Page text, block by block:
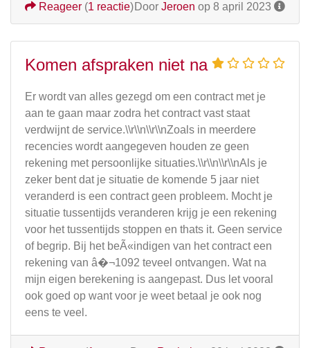
Door Jeroen op 8 april 2023
Reageer (1 reactie)
Komen afspraken niet na
Er wordt van alles gezegd om een contract met je
aan te gaan maar zodra het contract vast staat
verdwijnt de service.\\r\\n\\r\\nZoals in meerdere
recencies wordt aangegeven houden ze geen
rekening met persoonlijke situaties.\\r\\n\\r\\nAls je
zeker bent dat je situatie de komende 5 jaar niet
veranderd is een contract geen probleem. Mocht je
situatie tussentijds veranderen krijg je een rekening
voor het tussentijds stoppen en thats it. Geen service
of begrip. Bij het beÃ«indigen van het contract een
rekening van â�¬1092 teveel ontvangen. Wat na
mijn eigen berekening is aangepast. Dus let vooral
ook goed op want voor je weet betaal je ook nog
eens te veel.